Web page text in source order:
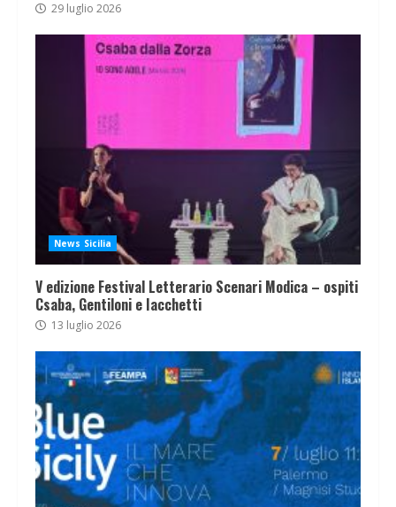
29 luglio 2026
News Sicilia
V edizione Festival Letterario Scenari Modica – ospiti
Csaba, Gentiloni e Iacchetti
13 luglio 2026